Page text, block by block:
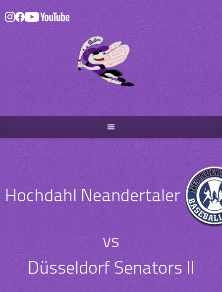
Skip
to
content
Hochdahl Neandertaler
vs
Düsseldorf Senators II